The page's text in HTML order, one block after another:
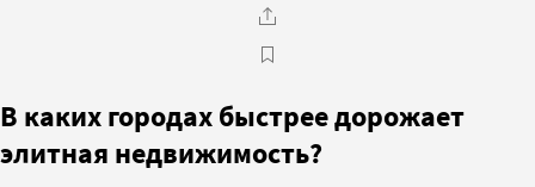
В каких городах быстрее дорожает
элитная недвижимость?